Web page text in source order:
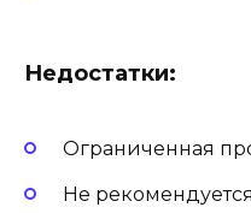
Недостатки:
Ограниченная
Не